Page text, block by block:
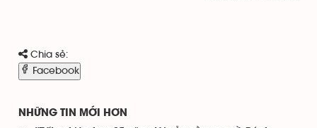
Chia sẻ:
Facebook
NHỮNG TIN MỚI HƠN